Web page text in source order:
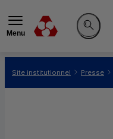
Menu
Site institutionnel Presse